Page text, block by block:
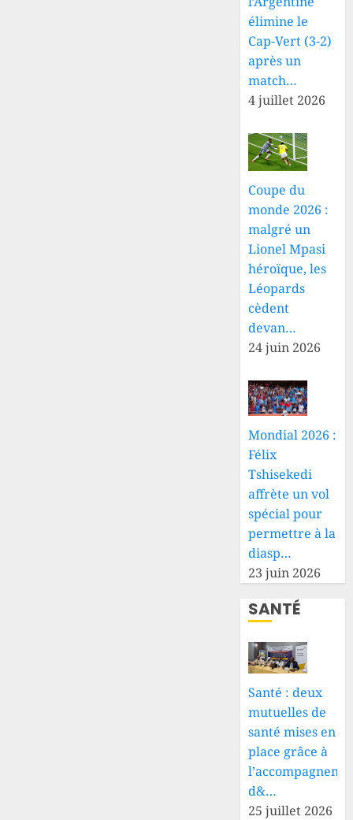
élimine le
Cap-Vert (3-2)
après un
match…
4 juillet 2026
Coupe du
monde 2026 :
malgré un
Lionel Mpasi
héroïque, les
Léopards
cèdent
devan…
24 juin 2026
Mondial 2026 :
Félix
Tshisekedi
affrète un vol
spécial pour
permettre à la
diasp…
23 juin 2026
SANTÉ
Santé : deux
mutuelles de
santé mises en
place grâce à
d&…
25 juillet 2026